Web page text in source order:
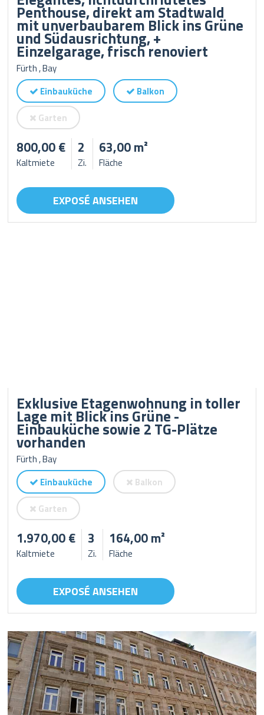
Penthouse, direkt am Stadtwald
mit unverbaubarem Blick ins Grüne
und Südausrichtung, +
Einzelgarage, frisch renoviert
Fürth , Bay
Einbauküche
Balkon
Garten
800,00 €
Kaltmiete
2
Zi.
63,00 m²
Fläche
EXPOSÉ ANSEHEN
Exklusive Etagenwohnung in toller
Lage mit Blick ins Grüne -
Einbauküche sowie 2 TG-Plätze
vorhanden
Fürth , Bay
Einbauküche
Balkon
Garten
1.970,00 €
Kaltmiete
3
Zi.
164,00 m²
Fläche
EXPOSÉ ANSEHEN